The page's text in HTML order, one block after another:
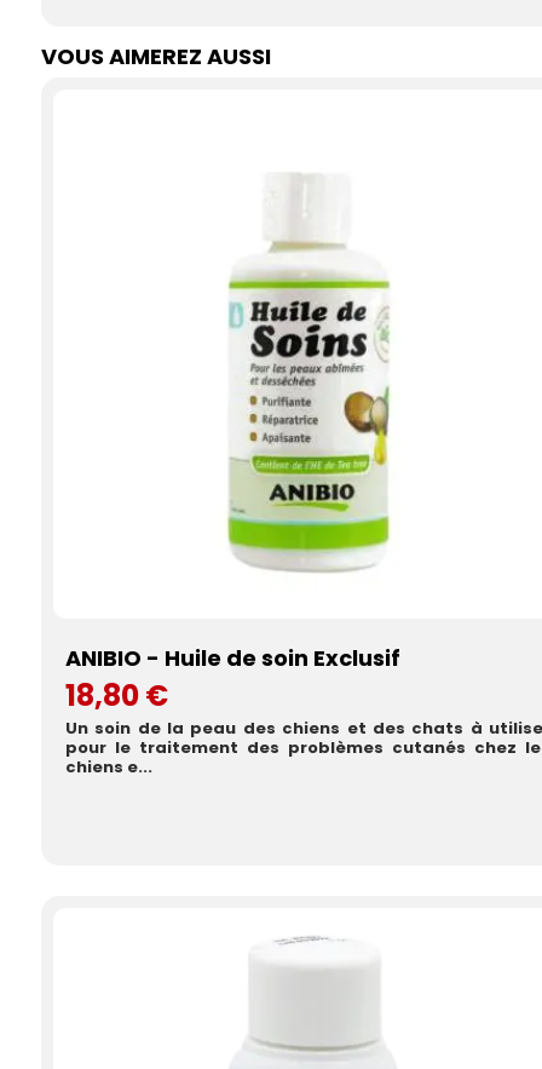
VOUS AIMEREZ AUSSI
ANIBIO - Huile de soin Exclusif
18,80 €
Un soin de la peau des chiens et des chats à
pour le traitement des problèmes cutanés chez
chiens e...